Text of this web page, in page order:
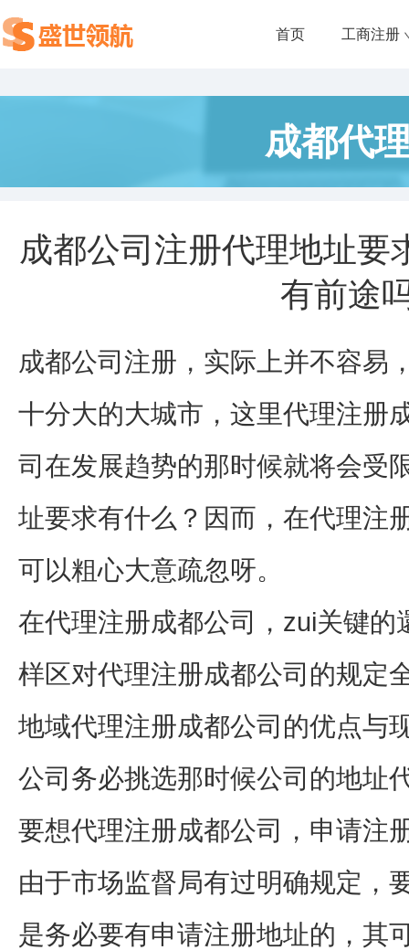
首页 工商注册
成都代
成都公司注册代理地址要
有前途
成都公司注册，实际上并不容易
十分大的大城市，这里代理注册
司在发展趋势的那时候就将会受
址要求有什么？因而，在代理注
可以粗心大意疏忽呀。
在代理注册成都公司，zui关键
样区对代理注册成都公司的规定
地域代理注册成都公司的优点与
公司务必挑选那时候公司的地址
要想代理注册成都公司，申请注
由于市场监督局有过明确规定，
是务必要有申请注册地址的，其